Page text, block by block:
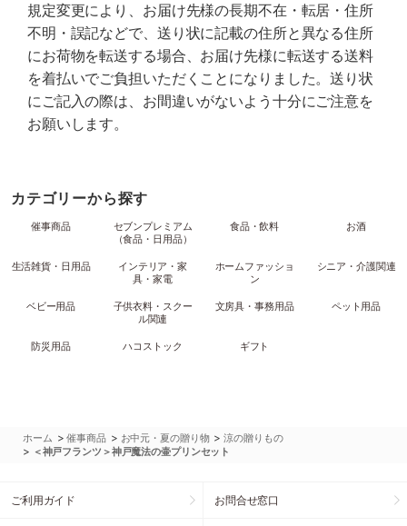
規定変更により、お届け先様の長期不在・転居・住所
不明・誤記などで、送り状に記載の住所と異なる住所
にお荷物を転送する場合、お届け先様に転送する送料
を着払いでご負担いただくことになりました。送り状
にご記入の際は、お間違いがないよう十分にご注意を
お願いします。
カテゴリーから探す
催事商品
セブンプレミアム
（食品・日用品）
食品・飲料 お酒
生活雑貨・日用品
インテリア・家
具・家電
ホームファッショ
ン
シニア・介護関連
ベビー用品
子供衣料・スクー
ル関連
文房具・事務用品 ペット用品
防災用品 ハコストック ギフト
ホーム >催事商品 > お中元・夏の贈り物 >涼の贈りもの
> ＜神戸フランツ＞神戸魔法の壷プリンセット
ご利用ガイド お問合せ窓口